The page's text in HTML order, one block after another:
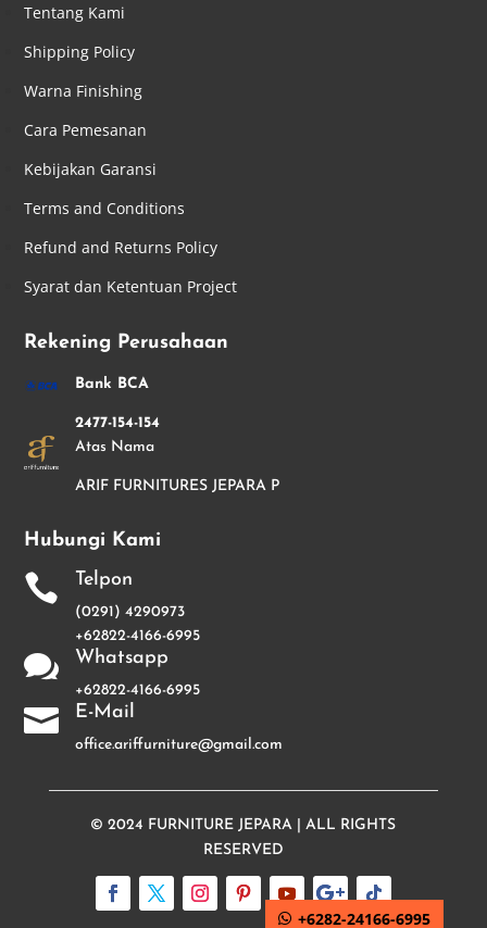
Tentang Kami
Shipping Policy
Warna Finishing
Cara Pemesanan
Kebijakan Garansi
Terms and Conditions
Refund and Returns Policy
Syarat dan Ketentuan Project
Rekening Perusahaan
Bank BCA
2477-154-154
Atas Nama
ARIF FURNITURES JEPARA P
Hubungi Kami
 Telpon
(0291) 4290973
+62822-4166-6995
 Whatsapp
+62822-4166-6995
 E-Mail
office.ariffurniture@gmail.com
© 2024 FURNITURE JEPARA | ALL RIGHTS
RESERVED
+6282-24166-6995